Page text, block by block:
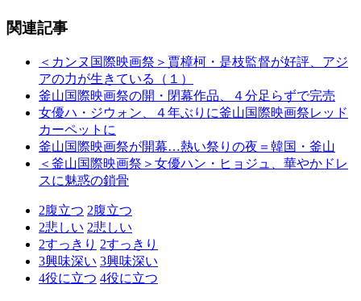
関連記事
＜カンヌ国際映画祭＞賈樟柯・是枝監督が好評、アジ
アの力が生きている（１）
釜山国際映画祭の開・閉幕作品、４分足らずで完売
女優ハ・ジウォン、４年ぶりに釜山国際映画祭レッド
カーペットに
釜山国際映画祭が開幕…熱い祭りの夜＝韓国・釜山
＜釜山国際映画祭＞女優ハン・ヒョジュ、華やかドレ
スに魅惑の鎖骨
2腹立つ 2腹立つ
2悲しい 2悲しい
2すっきり 2すっきり
3興味深い 3興味深い
4役に立つ 4役に立つ